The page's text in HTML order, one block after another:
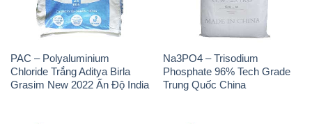
PAC – Polyaluminium
Chloride Trắng Aditya Birla
Grasim New 2022 Ấn Độ India
Na3PO4 – Trisodium
Phosphate 96% Tech Grade
Trung Quốc China